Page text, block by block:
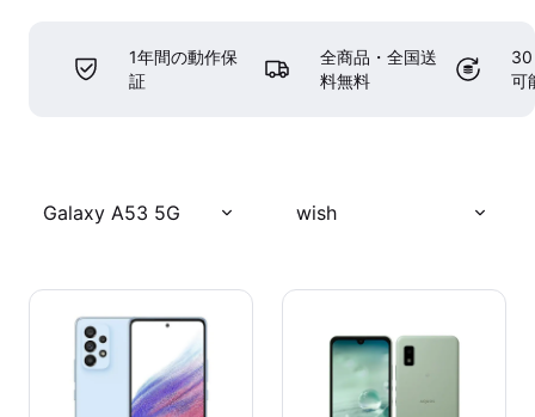
1年間の動作保
証
全商品・全国送
料無料
30
可
Galaxy A53 5G wish